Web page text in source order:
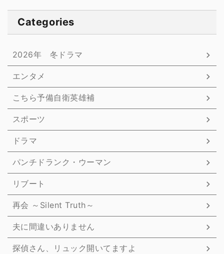
Categories
2026年 冬ドラマ
エンタメ
こちら予備自衛英雄補
スポーツ
ドラマ
パンチドランク・ウーマン
リブート
再会 ～Silent Truth～
夫に間違いありません
探偵さん、リュック開いてますよ